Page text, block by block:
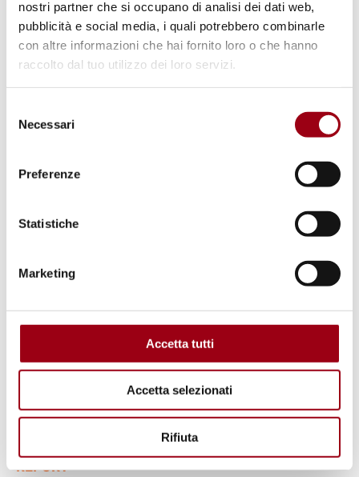
nostri partner che si occupano di analisi dei dati web,
pubblicità e social media, i quali potrebbero combinarle
con altre informazioni che hai fornito loro o che hanno
raccolto dal tuo utilizzo dei loro servizi.
delNecessari
Preferenze
Statistiche
Marketing
Accetta tutti
Accetta selezionati
Rifiuta
The Council of Europe Committee
of Ministers endorses the 2023
Advisory Committee’s report on
minorities and urges Italy to
protect national minorities,
REPORT